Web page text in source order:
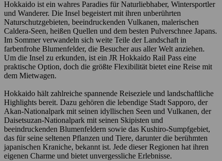
Hokkaido ist ein wahres Paradies für Naturliebhaber, Wintersportler
und Wanderer. Die Insel begeistert mit ihren unberührten
Naturschutzgebieten, beeindruckenden Vulkanen, malerischen
Caldera-Seen, heißen Quellen und dem besten Pulverschnee Japans.
Im Sommer verwandeln sich weite Teile der Landschaft in
farbenfrohe Blumenfelder, die Besucher aus aller Welt anziehen.
Um die Insel zu erkunden, ist ein JR Hokkaido Rail Pass eine
praktische Option, doch die größte Flexibilität bietet eine Reise mit
dem Mietwagen.
Hokkaido hält zahlreiche spannende Reiseziele und landschaftliche
Highlights bereit. Dazu gehören die lebendige Stadt Sapporo, der
Akan-Nationalpark mit seinen idyllischen Seen und Vulkanen, der
Daisetsuzan-Nationalpark mit seinen Skipisten und
beeindruckenden Blumenfeldern sowie das Kushiro-Sumpfgebiet,
das für seine seltenen Pflanzen und Tiere, darunter die berühmten
japanischen Kraniche, bekannt ist. Jede dieser Regionen hat ihren
eigenen Charme und bietet unvergessliche Erlebnisse.